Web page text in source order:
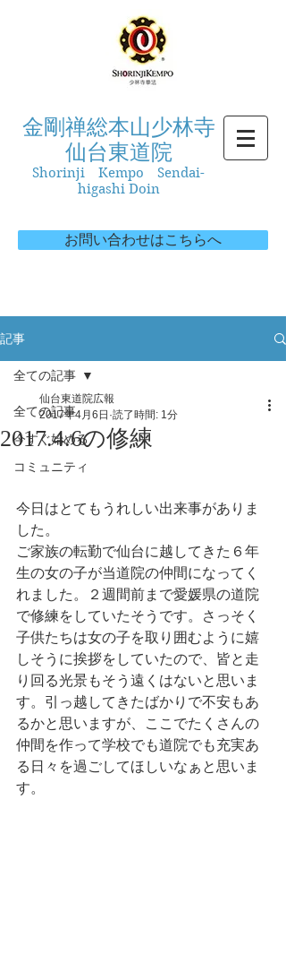
金剛禅総本山少林寺
仙台東道院
Shorinji Kempo Sendai-
higashi Doin
お問い合わせはこちらへ
記事
全ての記事
今すぐ始める
コミュニティ
全ての記事
2017.4.6の修練
仙台東道院広報
2017年4月6日 読了時間: 1分
今日はとてもうれしい出来事がありま
した。
ご家族の転勤で仙台に越してきた６年
生の女の子が当道院の仲間になってく
れました。２週間前まで愛媛県の道院
で修練をしていたそうです。さっそく
子供たちは女の子を取り囲むように嬉
しそうに挨拶をしていたので、皆と走
り回る光景もそう遠くはないと思いま
す。引っ越してきたばかりで不安もあ
るかと思いますが、ここでたくさんの
仲間を作って学校でも道院でも充実あ
る日々を過ごしてほしいなぁと思いま
す。